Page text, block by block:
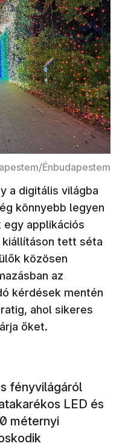
Énbudapestem
a digitális világba
könnyebb legyen
egy applikációs
kiállításon tett séta
közösen
az
kérdések mentén
ahol sikeres
őket.
fényvilágáról
LED és
méternyi